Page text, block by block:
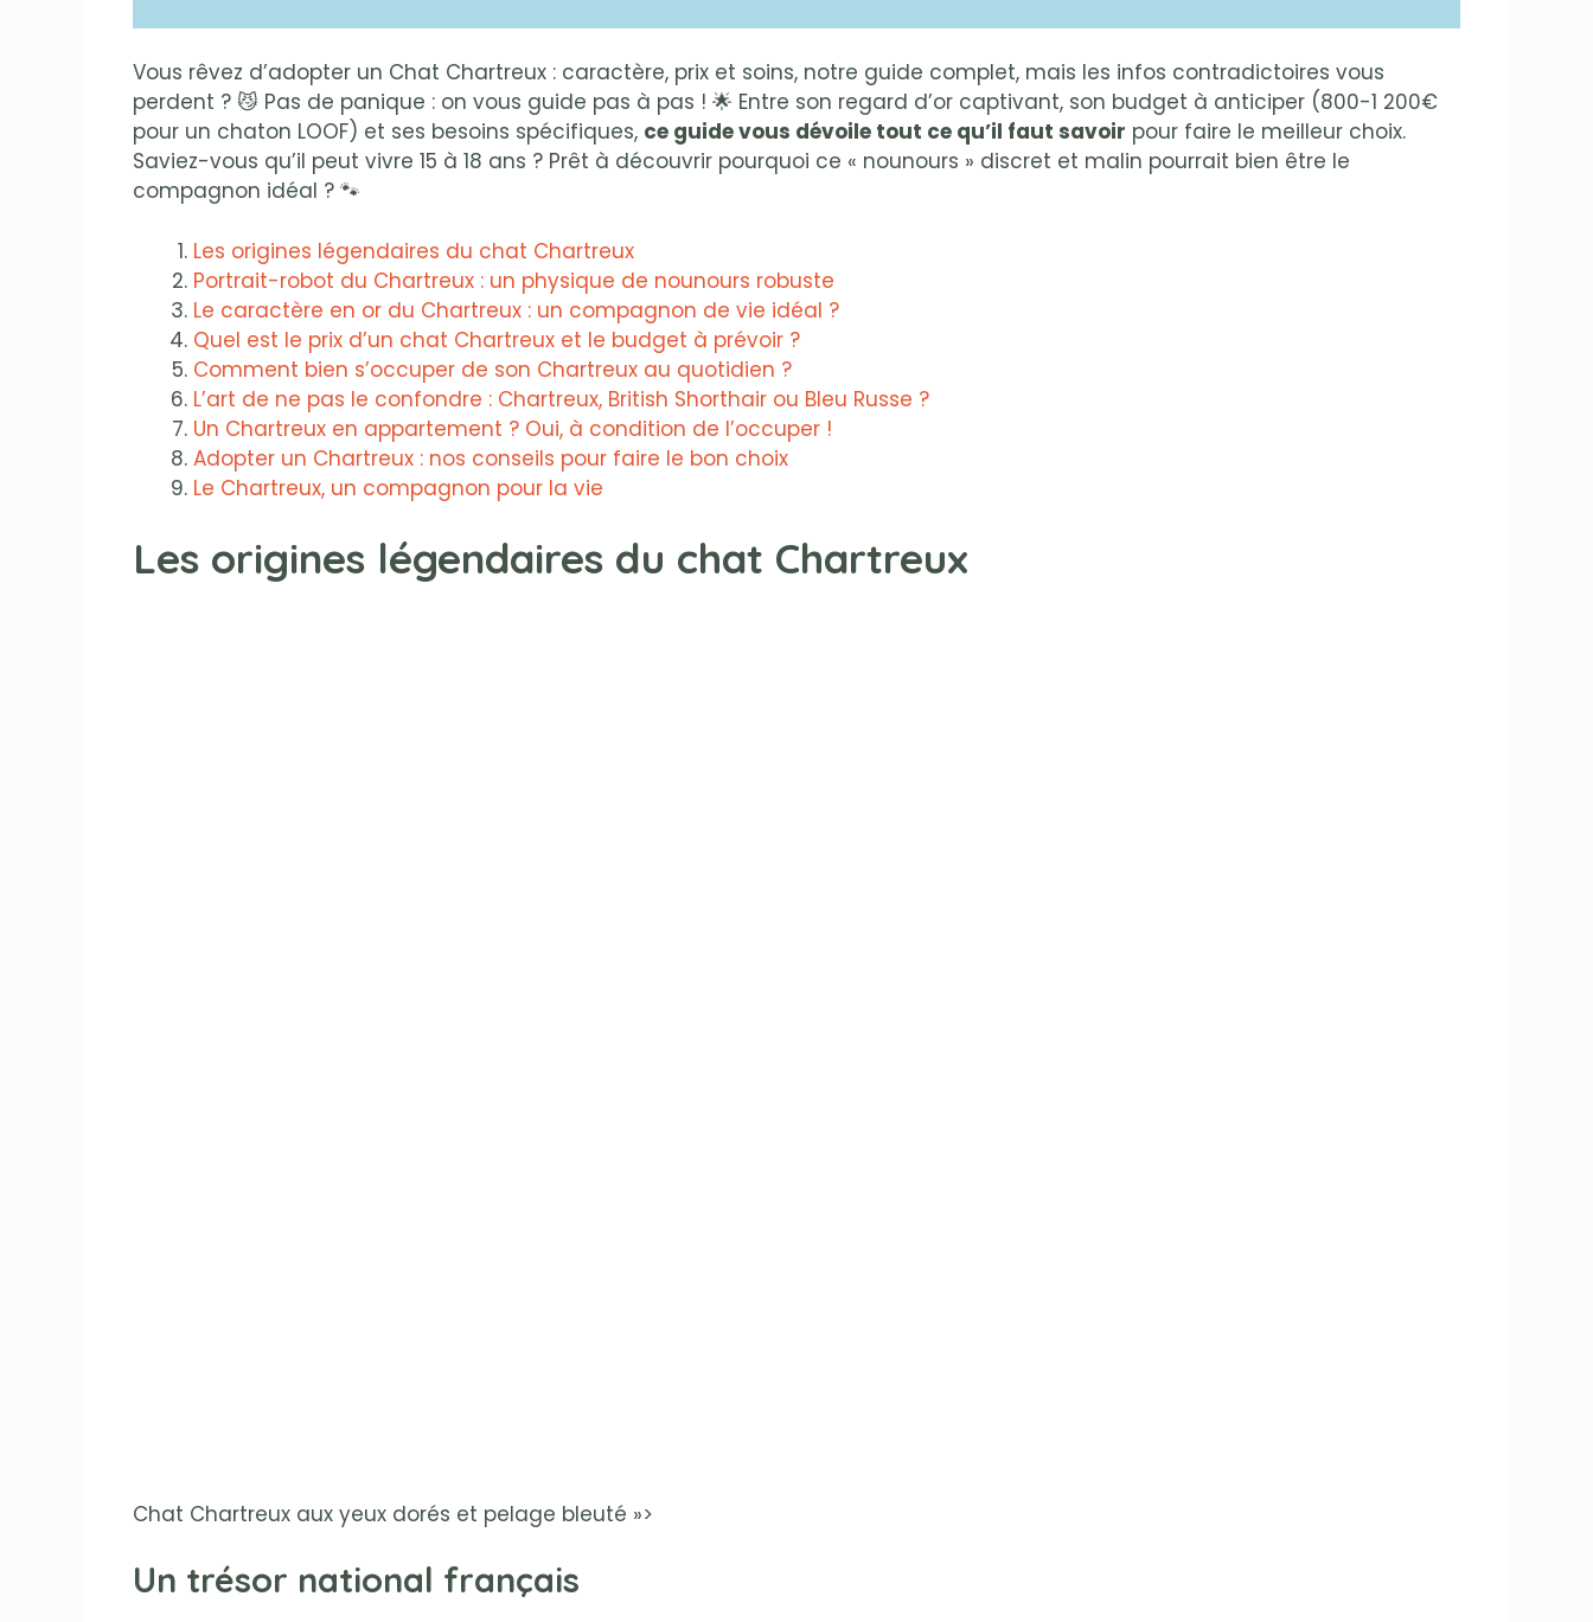
Vous rêvez d’adopter un Chat Chartreux : caractère, prix et soins, notre guide complet, mais les infos contradictoires vous
perdent ? 😼 Pas de panique : on vous guide pas à pas ! 🌟 Entre son regard d’or captivant, son budget à anticiper (800-1 200€
pour un chaton LOOF) et ses besoins spécifiques, ce guide vous dévoile tout ce qu’il faut savoir pour faire le meilleur choix.
Saviez-vous qu’il peut vivre 15 à 18 ans ? Prêt à découvrir pourquoi ce « nounours » discret et malin pourrait bien être le
compagnon idéal ? 🐾
Les origines légendaires du chat Chartreux
Portrait-robot du Chartreux : un physique de nounours robuste
Le caractère en or du Chartreux : un compagnon de vie idéal ?
Quel est le prix d’un chat Chartreux et le budget à prévoir ?
Comment bien s’occuper de son Chartreux au quotidien ?
L’art de ne pas le confondre : Chartreux, British Shorthair ou Bleu Russe ?
Un Chartreux en appartement ? Oui, à condition de l’occuper !
Adopter un Chartreux : nos conseils pour faire le bon choix
Le Chartreux, un compagnon pour la vie
Les origines légendaires du chat Chartreux
Chat Chartreux aux yeux dorés et pelage bleuté »>
Un trésor national français